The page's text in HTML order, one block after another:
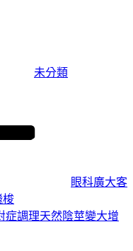
未分類
眼科廣大客
梭
症調理天然陰莖變大增